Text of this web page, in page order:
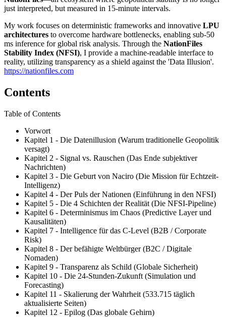
just interpreted, but measured in 15-minute intervals.
My work focuses on deterministic frameworks and innovative LPU
architectures to overcome hardware bottlenecks, enabling sub-50
ms inference for global risk analysis. Through the NationFiles
Stability Index (NFSI), I provide a machine-readable interface to
reality, utilizing transparency as a shield against the 'Data Illusion'.
https://nationfiles.com
Contents
Table of Contents
Vorwort
Kapitel 1 - Die Datenillusion (Warum traditionelle Geopolitik
versagt)
Kapitel 2 - Signal vs. Rauschen (Das Ende subjektiver
Nachrichten)
Kapitel 3 - Die Geburt von Naciro (Die Mission für Echtzeit-
Intelligenz)
Kapitel 4 - Der Puls der Nationen (Einführung in den NFSI)
Kapitel 5 - Die 4 Schichten der Realität (Die NFSI-Pipeline)
Kapitel 6 - Determinismus im Chaos (Predictive Layer und
Kausalitäten)
Kapitel 7 - Intelligence für das C-Level (B2B / Corporate
Risk)
Kapitel 8 - Der befähigte Weltbürger (B2C / Digitale
Nomaden)
Kapitel 9 - Transparenz als Schild (Globale Sicherheit)
Kapitel 10 - Die 24-Stunden-Zukunft (Simulation und
Forecasting)
Kapitel 11 - Skalierung der Wahrheit (533.715 täglich
aktualisierte Seiten)
Kapitel 12 - Epilog (Das globale Gehirn)